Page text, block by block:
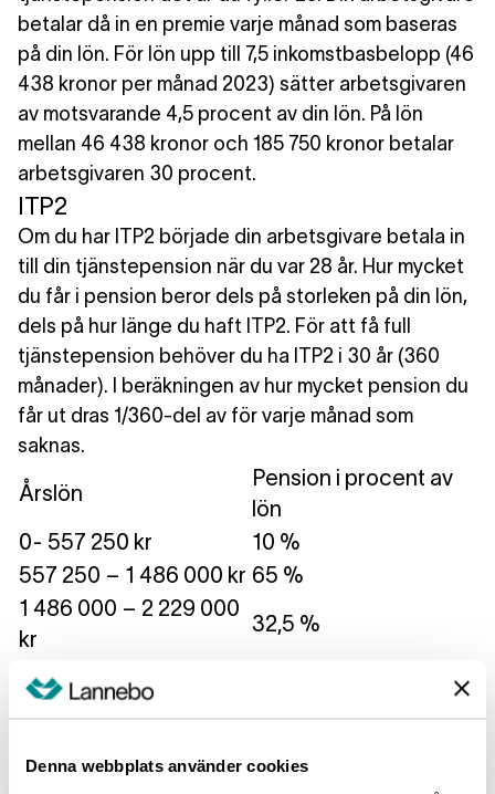
Denna webbplats använder cookies
betalar då in en premie varje månad som baseras
på din lön. För lön upp till 7,5 inkomstbasbelopp (46
438 kronor per månad 2023) sätter arbetsgivaren
av motsvarande 4,5 procent av din lön. På lön
mellan 46 438 kronor och 185 750 kronor betalar
arbetsgivaren 30 procent.
ITP2
Om du har ITP2 började din arbetsgivare betala in
till din tjänstepension när du var 28 år. Hur mycket
du får i pension beror dels på storleken på din lön,
dels på hur länge du haft ITP2. För att få full
tjänstepension behöver du ha ITP2 i 30 år (360
månader). I beräkningen av hur mycket pension du
får ut dras 1/360-del av för varje månad som
saknas.
Årslön
Pension i procent av
lön
0- 557 250 kr
10 %
557 250 – 1 486 000 kr 65 %
1 486 000 – 2 229 000
kr
32,5 %
2 229 000 kr
Därutöver sätter din arbetsgivare av en summa
kallas förITPKoch ärpremiebestämd